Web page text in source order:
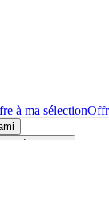
à ma sélection
de partage